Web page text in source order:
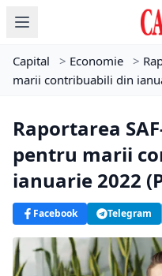
Capital > Economie >
marii contribuabili din
Raportarea
pentru marii
ianuarie 2022
Facebook Telegram